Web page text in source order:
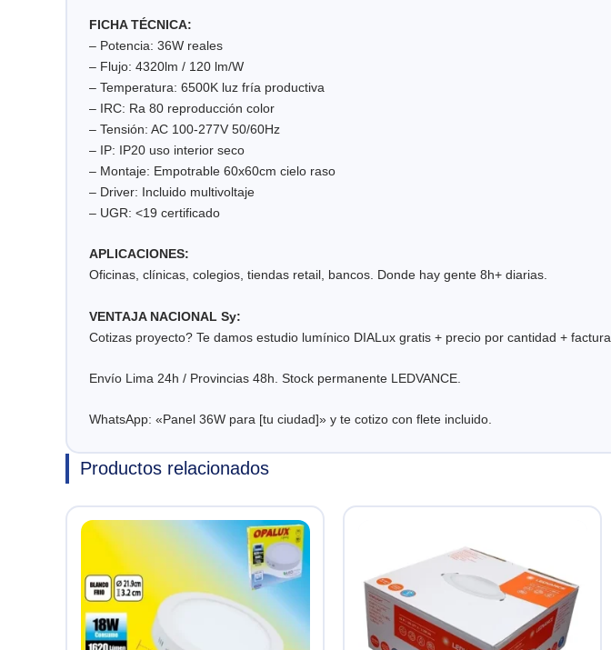
FICHA TÉCNICA:
– Potencia: 36W reales
– Flujo: 4320lm / 120 lm/W
– Temperatura: 6500K luz fría productiva
– IRC: Ra 80 reproducción color
– Tensión: AC 100-277V 50/60Hz
– IP: IP20 uso interior seco
– Montaje: Empotrable 60x60cm cielo raso
– Driver: Incluido multivoltaje
– UGR: <19 certificado
APLICACIONES:
Oficinas, clínicas, colegios, tiendas retail, bancos. Donde hay gente 8h+ diarias.
VENTAJA NACIONAL Sy:
Cotizas proyecto? Te damos estudio lumínico DIALux gratis + precio por cantidad + factura.
Envío Lima 24h / Provincias 48h. Stock permanente LEDVANCE.
WhatsApp: «Panel 36W para [tu ciudad]» y te cotizo con flete incluido.
Productos relacionados